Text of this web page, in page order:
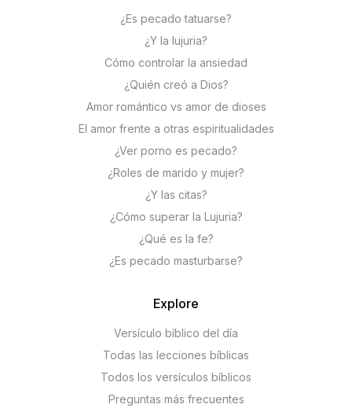
¿Es pecado tatuarse?
¿Y la lujuria?
Cómo controlar la ansiedad
¿Quién creó a Dios?
Amor romántico vs amor de dioses
El amor frente a otras espiritualidades
¿Ver porno es pecado?
¿Roles de marido y mujer?
¿Y las citas?
¿Cómo superar la Lujuria?
¿Qué es la fe?
¿Es pecado masturbarse?
Explore
Versículo bíblico del día
Todas las lecciones bíblicas
Todos los versículos bíblicos
Preguntas más frecuentes